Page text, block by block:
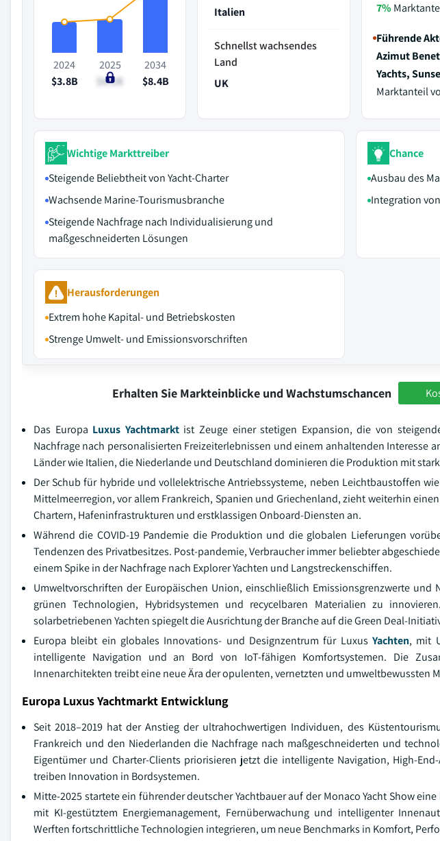
2024
$3.8B
2025
$4.1B
2034
$8.4B
Italien
Schnellst wachsendes
Land
UK
7%
Führende
Azimut
Yachts,
Marktanteil
Wichtige Markttreiber
Steigende Beliebtheit von Yacht-Charter
Wachsende Marine-Tourismusbranche
Steigende Nachfrage nach Individualisierung und
maßgeschneiderten Lösungen
Chance
Ausbau des
Integration
Herausforderungen
Extrem hohe Kapital- und Betriebskosten
Strenge Umwelt- und Emissionsvorschriften
Erhalten Sie Markteinblicke und Wachstumschancen
Das Europa Luxus Yachtmarktist Zeuge einer stetigen Expansion, die von
Nachfrage nach personalisierten Freizeiterlebnissen und einem anhaltenden Interesse
Länder wie Italien, die Niederlande und Deutschland dominieren die Produktion mit
Der Schub für hybride und vollelektrische Antriebssysteme, neben Leichtbaustoffen
Mittelmeerregion, vor allem Frankreich, Spanien und Griechenland, zieht weiterhin
Chartern, Hafeninfrastrukturen und erstklassigen Onboard-Diensten an.
Während die COVID-19 Pandemie die Produktion und die globalen Lieferungen
Tendenzen des Privatbesitzes. Post-pandemie, Verbraucher immer beliebter
einem Spike in der Nachfrage nach Explorer Yachten und Langstreckenschiffen.
Umweltvorschriften der Europäischen Union, einschließlich Emissionsgrenzwerte
grünen Technologien, Hybridsystemen und recycelbaren Materialien zu
solarbetriebenen Yachten spiegelt die Ausrichtung der Branche auf die Green Deal-
Europa bleibt ein globales Innovations- und Designzentrum für Luxus Yachten, mit
intelligente Navigation und an Bord von IoT-fähigen Komfortsystemen. Die
Innenarchitekten treibt eine neue Ära der opulenten, vernetzten und umweltbewussten
Europa Luxus Yachtmarkt Entwicklung
Seit 2018–2019 hat der Anstieg der ultrahochwertigen Individuen, des
Frankreich und den Niederlanden die Nachfrage nach maßgeschneiderten und
Eigentümer und Charter-Clients priorisieren jetzt die intelligente Navigation, High-
treiben Innovation in Bordsystemen.
Mitte-2025 startete ein führender deutscher Yachtbauer auf der Monaco Yacht Show
mit KI-gestütztem Energiemanagement, Fernüberwachung und intelligenter
Werften fortschrittliche Technologien integrieren, um neue Benchmarks in Komfort,